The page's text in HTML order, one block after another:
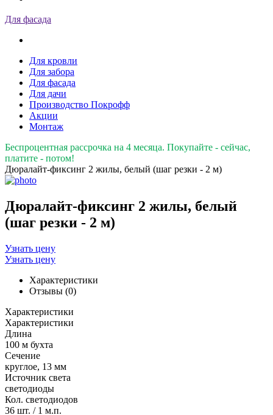
Для фасада
Для кровли
Для забора
Для фасада
Для дачи
Производство Покрофф
Акции
Монтаж
Беспроцентная рассрочка на 4 месяца. Покупайте - сейчас,
платите - потом!
Дюралайт-фиксинг 2 жилы, белый (шаг резки - 2 м)
Дюралайт-фиксинг 2 жилы, белый
(шаг резки - 2 м)
Узнать цену
Узнать цену
Характеристики
Отзывы (0)
Характеристики
Характеристики
Длина
100 м бухта
Сечение
круглое, 13 мм
Источник света
светодиоды
Кол. светодиодов
36 шт. / 1 м.п.